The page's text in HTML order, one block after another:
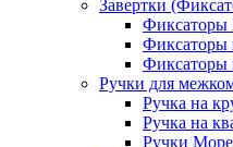
Завертки
Фиксаторы
Фиксаторы
Фиксаторы
Ручки для
Ручка на
Ручка на
Ручки